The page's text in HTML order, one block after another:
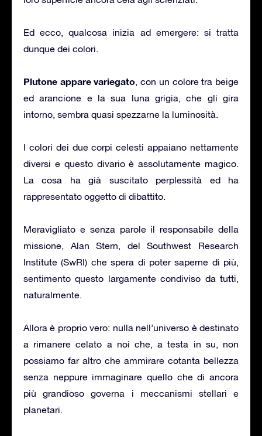
Ed ecco, qualcosa inizia ad emergere: si tratta
dunque dei colori.
Plutone appare variegato, con un colore tra beige
ed arancione e la sua luna grigia, che gli gira
intorno, sembra quasi spezzarne la luminosità.
I colori dei due corpi celesti appaiano nettamente
diversi e questo divario è assolutamente magico.
La cosa ha già suscitato perplessità ed ha
rappresentato oggetto di dibattito.
Meravigliato e senza parole il responsabile della
missione, Alan Stern, del Southwest Research
Institute (SwRI) che spera di poter saperne di più,
sentimento questo largamente condiviso da tutti,
naturalmente.
Allora è proprio vero: nulla nell’universo è destinato
a rimanere celato a noi che, a testa in su, non
possiamo far altro che ammirare cotanta bellezza
senza neppure immaginare quello che di ancora
più grandioso governa i meccanismi stellari e
planetari.